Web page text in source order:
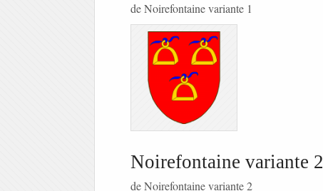
de Noirefontaine variante 1
Noirefontaine variante 2
de Noirefontaine variante 2